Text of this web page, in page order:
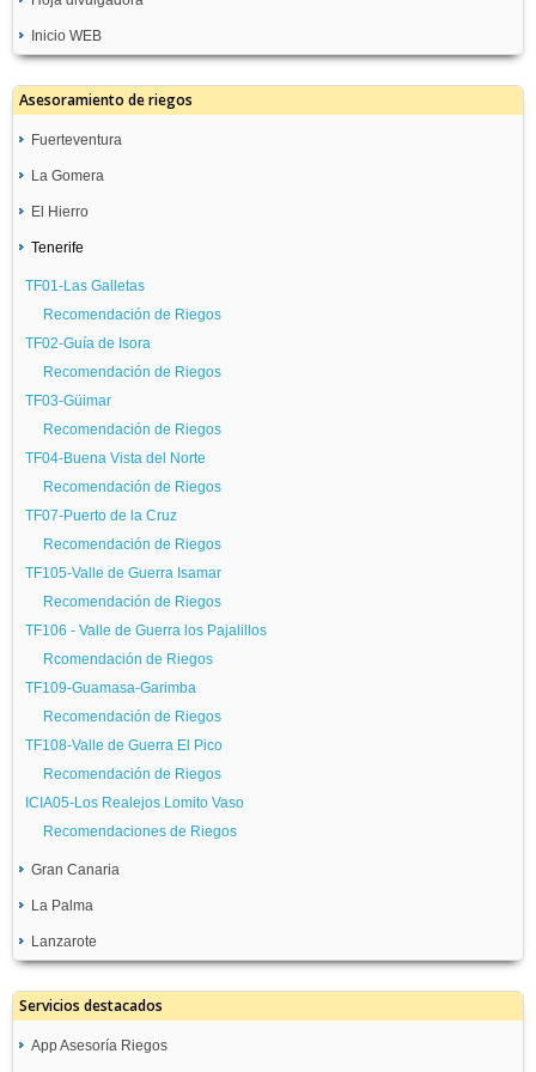
Inicio WEB
Asesoramiento de riegos
Fuerteventura
GC08-Molino de Angua
Recomendación de Riegos
La Gomera
TF05-San Sebastián
Recomendación de Riegos
El Hierro
TF08-Frontera
Recomendación de Riegos
Tenerife
TF01-Las Galletas
Recomendación de Riegos
TF02-Guía de Isora
Recomendación de Riegos
TF03-Güimar
Recomendación de Riegos
TF04-Buena Vista del Norte
Recomendación de Riegos
TF07-Puerto de la Cruz
Recomendación de Riegos
TF105-Valle de Guerra Isamar
Recomendación de Riegos
TF106 - Valle de Guerra los Pajalillos
Rcomendación de Riegos
TF109-Guamasa-Garimba
Recomendación de Riegos
TF108-Valle de Guerra El Pico
Recomendación de Riegos
ICIA05-Los Realejos Lomito Vaso
Recomendaciones de Riegos
Gran Canaria
GC01-Galdar
Recomendación de Riegos
GC02-La Aldea de San Nicolás
Recomendación de Riegos
GC03-Santa Lucía
Recomendación de Riegos
La Palma
TF09-Tazacorte
Recomendación de Riegos
TF10-Los Llanos de Aridane
TF101-Los Llanos de Aridane II
Lanzarote
Recomendación de Riegos
GC07-Tinajo
Servicios destacados
App Asesoría Riegos